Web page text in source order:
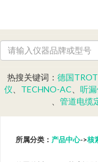
热搜关键词： 德国
仪
TECHNO-AC 听
管道电缆
所属分类： 产品中心->核